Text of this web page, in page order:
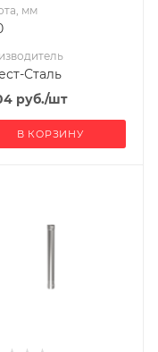
мм
Сталь
руб./шт
В КОРЗИНУ